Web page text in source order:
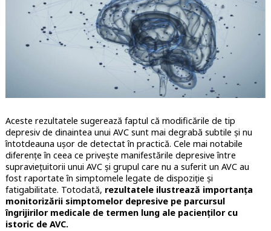
Aceste rezultatele sugerează faptul că modificările de tip
depresiv de dinaintea unui AVC sunt mai degrabă subtile și nu
întotdeauna ușor de detectat în practică. Cele mai notabile
diferențe în ceea ce privește manifestările depresive între
supraviețuitorii unui AVC și grupul care nu a suferit un AVC au
fost raportate în simptomele legate de dispoziție și
fatigabilitate. Totodată, rezultatele ilustrează importanța
monitorizării simptomelor depresive pe parcursul
îngrijirilor medicale de termen lung ale pacienților cu
istoric de AVC.